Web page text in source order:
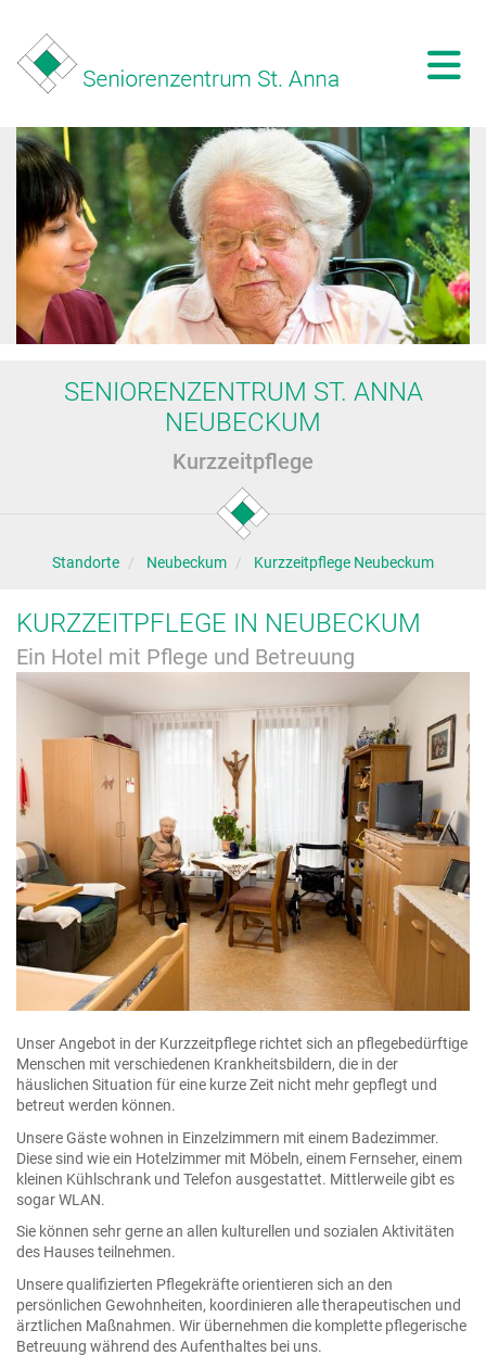
SENIORENZENTRUM ST. ANNA
NEUBECKUM
Kurzzeitpflege
Standorte Neubeckum Kurzzeitpflege Neubeckum
KURZZEITPFLEGE IN NEUBECKUM
Ein Hotel mit Pflege und Betreuung
Unser Angebot in der Kurzzeitpflege richtet sich an pflegebedürftige
Menschen mit verschiedenen Krankheitsbildern, die in der
häuslichen Situation für eine kurze Zeit nicht mehr gepflegt und
betreut werden können.
Unsere Gäste wohnen in Einzelzimmern mit einem Badezimmer.
Diese sind wie ein Hotelzimmer mit Möbeln, einem Fernseher, einem
kleinen Kühlschrank und Telefon ausgestattet. Mittlerweile gibt es
sogar WLAN.
Sie können sehr gerne an allen kulturellen und sozialen Aktivitäten
des Hauses teilnehmen.
Unsere qualifizierten Pflegekräfte orientieren sich an den
persönlichen Gewohnheiten, koordinieren alle therapeutischen und
ärztlichen Maßnahmen. Wir übernehmen die komplette pflegerische
Betreuung während des Aufenthaltes bei uns.